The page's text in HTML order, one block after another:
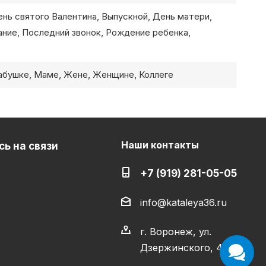
святого Валентина, Выпускной, День матери,
Последний звонок, Рождение ребенка,
Маме, Жене, Женщине, Коллеге
на связи Наши контакты
+7 (919) 281-05-05
info@kataleya36.ru
г. Воронеж, ул.
Дзержинского, 4